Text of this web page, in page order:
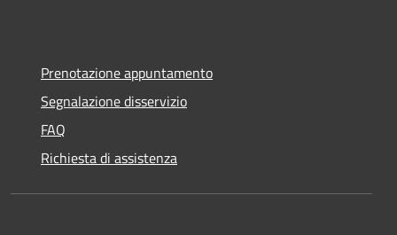
Prenotazione appuntamento
Segnalazione disservizio
FAQ
Richiesta di assistenza